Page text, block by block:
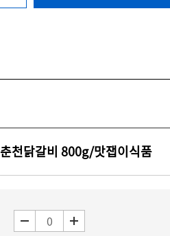
춘천닭갈비 800g/맛잽이식품